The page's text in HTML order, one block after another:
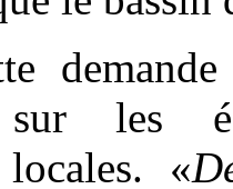
sur les
locales. «